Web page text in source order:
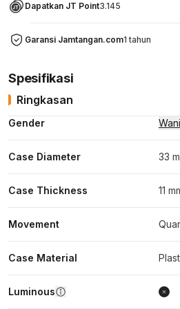
Dapatkan JT Point3.145
Garansi Jamtangan.com1 tahun
Spesifikasi
Ringkasan
Gender
Case Diameter 33
Case Thickness 11
Movement
Case Material
Luminous